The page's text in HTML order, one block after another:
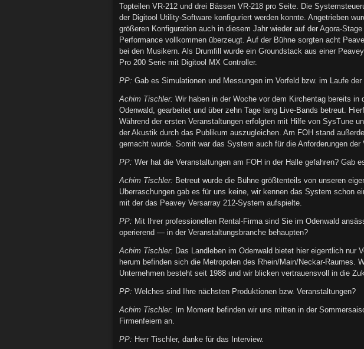
Topteilen VR-212 und drei Bässen VR-218 pro Seite. Die
der Digitool Utility-Software konfiguriert werden konnte. Angetrieben
größeren Konfiguration auch in diesem Jahr wieder auf der Agora-
Performance vollkommen überzeugt. Auf der Bühne sorgten acht
bei den Musikern. Als Drumfill wurde ein Groundstack aus einer
Pro 200 Serie mit Digitool MX Controller.
PP: Gab es Simulationen und Messungen im Vorfeld bzw. im Laufe
Achim Tischler: Wir haben in der Woche vor dem Kirchentag bereits
Odenwald, gearbeitet und über zehn Tage lang Live-Bands betreut.
Während der ersten Veranstaltungen erfolgten mit Hilfe von SysTune
der Akustik durch das Publikum auszugleichen. Am FOH stand
gemacht wurde. Somit war das System auch für die Anforderungen
PP: Wer hat die Veranstaltungen am FOH in der Halle gefahren? Gab
Achim Tischler: Betreut wurde die Bühne größtenteils von unseren
Uberraschungen gab es für uns keine, wir kennen das System schon
mit der das Peavey Versarray 212-System aufspielte.
PP: Mit Ihrer professionellen Rental-Firma sind Sie im Odenwald
operierend — in der Veranstaltungsbranche behaupten?
Achim Tischler: Das Landleben im Odenwald bietet hier eigentlich
herum befinden sich die Metropolen des Rhein/Main/Neckar-Raumes.
Unternehmen besteht seit 1988 und wir blicken vertrauensvoll in die
PP: Welches sind Ihre nächsten Produktionen bzw. Veranstaltungen?
Achim Tischler: Im Moment befinden wir uns mitten in der
Firmenfeiern an.
PP: Herr Tischler, danke für das Interview.